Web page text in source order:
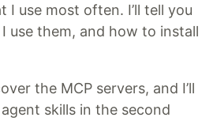
I use most often. I’ll tell you
use them, and how to install
the MCP servers, and I’ll
skills in the second